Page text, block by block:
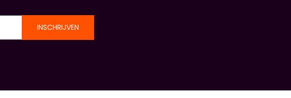
INSCHRIJVEN